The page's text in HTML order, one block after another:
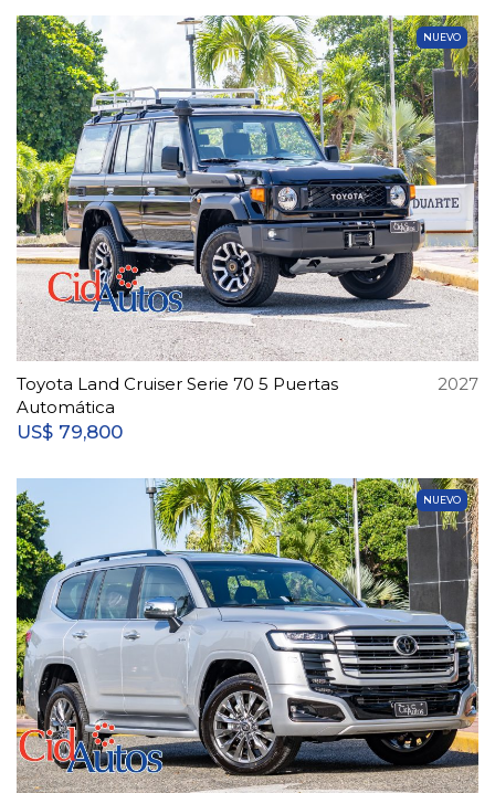
NUEVO
Toyota Land Cruiser Serie 70 5 Puertas
Automática
2027
US$ 79,800
NUEVO